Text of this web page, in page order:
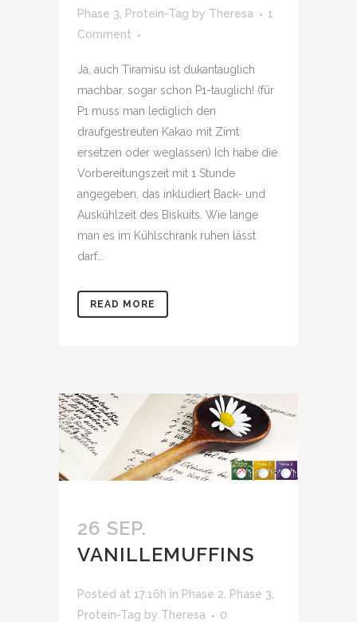
Phase 3
Protein-Tag by Theresa
1
Comment
Ja, auch Tiramisu ist dukantauglich
machbar, sogar schon P1-tauglich! (für
P1 muss man lediglich den
draufgestreuten Kakao mit Zimt
ersetzen oder weglassen) Ich habe die
Vorbereitungszeit mit 1 Stunde
angegeben, das inkludiert Back- und
Auskühlzeit des Biskuits. Wie lange
man es im Kühlschrank ruhen lässt
darf...
READ MORE
26 SEP.
VANILLEMUFFINS
Posted at 17:16h in Phase 2 Phase 3
Protein-Tag by Theresa
0